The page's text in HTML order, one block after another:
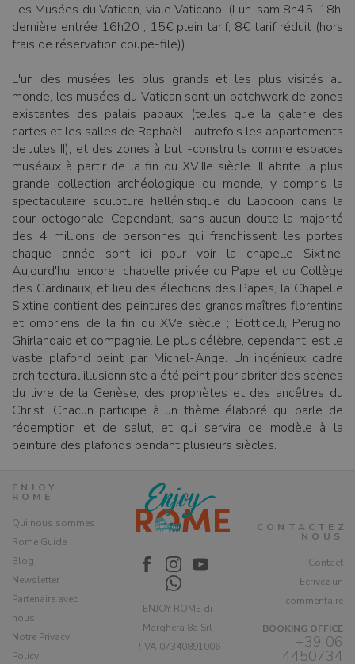
Les Musées du Vatican, viale Vaticano. (Lun-sam 8h45-18h,
dernière entrée 16h20 ; 15€ plein tarif, 8€ tarif réduit (hors
frais de réservation coupe-file))
L'un des musées les plus grands et les plus visités au
monde, les musées du Vatican sont un patchwork de zones
existantes des palais papaux (telles que la galerie des
cartes et les salles de Raphaël - autrefois les appartements
de Jules II), et des zones à but -construits comme espaces
muséaux à partir de la fin du XVIIIe siècle. Il abrite la plus
grande collection archéologique du monde, y compris la
spectaculaire sculpture hellénistique du Laocoon dans la
cour octogonale. Cependant, sans aucun doute la majorité
des 4 millions de personnes qui franchissent les portes
chaque année sont ici pour voir la chapelle Sixtine.
Aujourd'hui encore, chapelle privée du Pape et du Collège
des Cardinaux, et lieu des élections des Papes, la Chapelle
Sixtine contient des peintures des grands maîtres florentins
et ombriens de la fin du XVe siècle ; Botticelli, Perugino,
Ghirlandaio et compagnie. Le plus célèbre, cependant, est le
vaste plafond peint par Michel-Ange. Un ingénieux cadre
architectural illusionniste a été peint pour abriter des scènes
du livre de la Genèse, des prophètes et des ancêtres du
Christ. Chacun participe à un thème élaboré qui parle de
rédemption et de salut, et qui servira de modèle à la
peinture des plafonds pendant plusieurs siècles.
ENJOY
ROME
Qui nous sommes
Rome Guide
Blog
Newsletter
Partenaire avec
nous
Notre Privacy
Policy
ENJOY ROME di
Marghera 8a Srl
P.IVA 07340891006
CONTACTEZ
NOUS
Contact
Ecrivez un
commentaire
BOOKING OFFICE
+39 06
4450734